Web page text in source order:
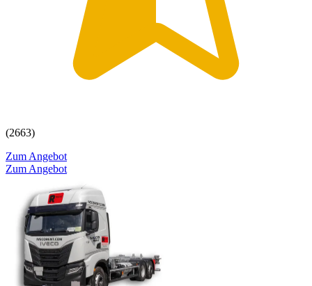
(2663)
Zum Angebot
Zum Angebot